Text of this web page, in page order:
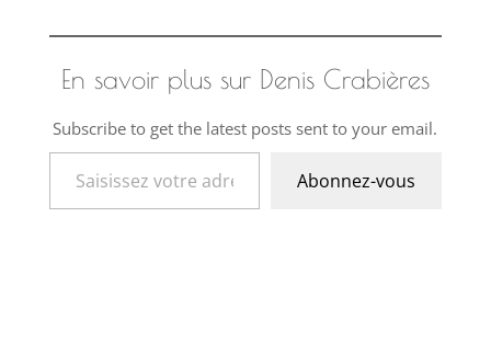
En savoir plus sur Denis Crabières
Subscribe to get the latest posts sent to your email.
Saisissez votre adresse e-mail…
Abonnez-vous